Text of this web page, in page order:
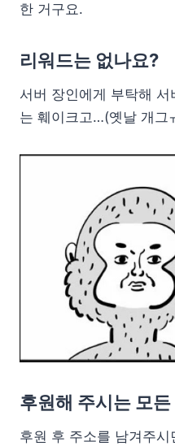
한 거구요.
리워드는 없나요?
서버 장인에게 부탁해
는 훼이크고…(옛날 개그
후원해 주시는 모든
후원 후 주소를 남겨주